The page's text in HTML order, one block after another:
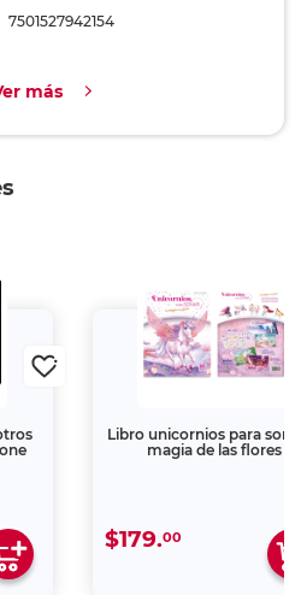
7501527942154
más
Libro unicornios para soñar
magia de las flores
$179.00